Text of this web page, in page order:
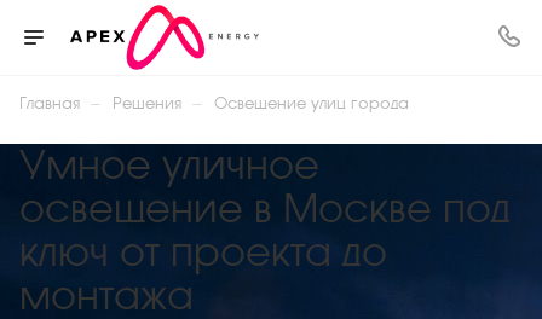
Главная — Решения — Освещение улиц города
Умное уличное
освещение в Москве под
ключ от проекта до
монтажа